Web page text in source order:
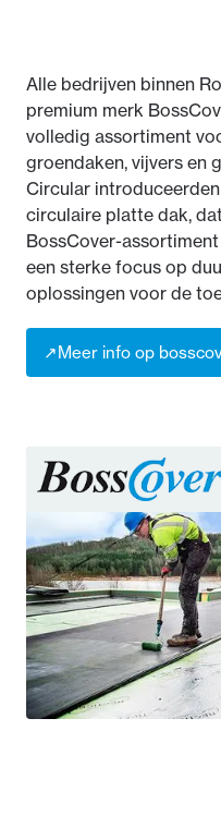
Alle bedrijven binnen
premium merk
volledig assortiment
groendaken, vijvers en
Circular
circulaire platte dak,
BossCover-
een sterke focus op
oplossingen voor de
↗
↗
Meer info op